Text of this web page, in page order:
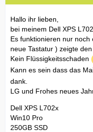
Hallo ihr lieben,
bei meinem Dell XPS
Es funktionieren nur
neue Tastatur ) zeigte
Kein Flüssigkeitsschaden
Kann es sein dass das
dank.
LG und Frohes neues
Dell XPS L702x
Win10 Pro
250GB SSD